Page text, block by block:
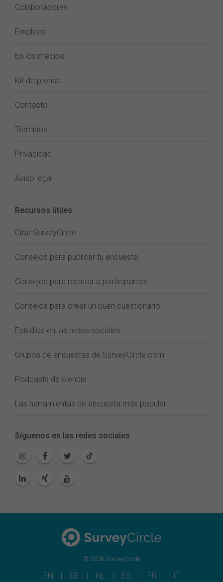
Colaboradores
Empleos
En los medios
Kit de prensa
Contacto
Términos
Privacidad
Aviso legal
Recursos útiles
Citar SurveyCircle
Consejos para publicar tu encuesta
Consejos para reclutar a participantes
Consejos para crear un buen cuestionario
Estudios en las redes sociales
Grupos de encuestas de SurveyCircle.com
Podcasts de ciencia
Las herramientas de encuesta más popular
Síguenos en las redes sociales
© 2026 SurveyCircle
EN DE NL ES FR IT